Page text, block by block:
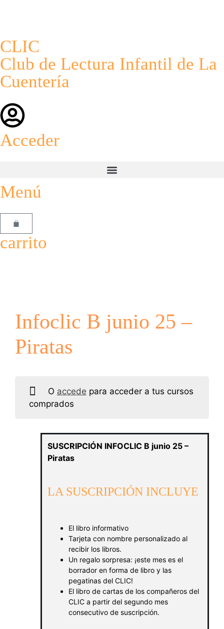
CLIC
Club de Lectura Infantil de La
Cuentería
Acceder
Menú
carrito
Infoclic B junio 25 –
Piratas
O accede para acceder a tus cursos
comprados
SUSCRIPCIÓN INFOCLIC B junio 25 –
Piratas
LA SUSCRIPCIÓN INCLUYE
El libro informativo
Tarjeta con nombre personalizado al
recibir los libros.
Un regalo sorpresa: ¡este mes es el
borrador en forma de libro y las
pegatinas del CLIC!
El libro de cartas de los compañeros del
CLIC a partir del segundo mes
consecutivo de suscripción.